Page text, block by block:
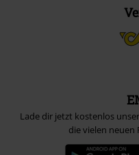
Lade dir jetzt kostenlos
die vielen